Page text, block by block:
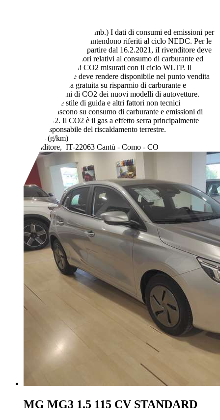
4,2 l/100 km (comb.) I dati di consumi ed emissioni per
le auto usate si intendono riferiti al ciclo NEDC. Per le
auto nuove, a partire dal 16.2.2021, iI rivenditore deve
indicare i valori relativi al consumo di carburante ed
emissione di CO2 misurati con il ciclo WLTP. Il
rivenditore deve rendere disponibile nel punto vendita
una guida gratuita su risparmio di carburante e
emissioni di CO2 dei nuovi modelli di autovetture.
Anche stile di guida e altri fattori non tecnici
influiscono su consumo di carburante e emissioni di
CO2. Il CO2 è il gas a effetto serra principalmente
responsabile del riscaldamento terrestre.
- (g/km)
Rivenditore, IT-22063 Cantù - Como - CO
MG MG3 1.5 115 CV STANDARD